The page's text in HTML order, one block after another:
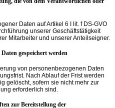
Daten auf Artikel 6 I lit. f DS-GVO
unserer Geschäftstätigkeit
Mitarbeiter und unserer Anteilseigner.
gespeichert werden
von personenbezogenen Daten
Nach Ablauf der Frist werden
gelöscht, sofern sie nicht mehr zur
erforderlich sind.
zur Bereitstellung der